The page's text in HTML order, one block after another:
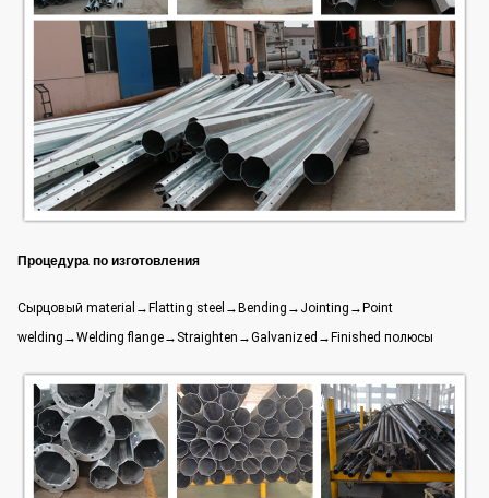
Процедура по изготовления
Сырцовый material→Flatting steel→Bending→Jointing→Point
welding→Welding flange→Straighten→Galvanized→Finished полюсы